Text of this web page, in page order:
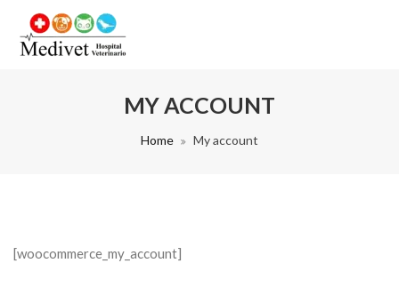
MY ACCOUNT
Home My account
[woocommerce_my_account]